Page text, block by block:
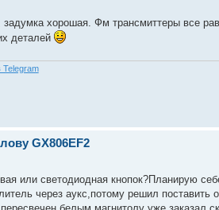
хорошая. Фм трансмиттеры все
деталей
Telegram
GX806EF2
или светодиодная кнопок?Планирую
через аукс,потому решил